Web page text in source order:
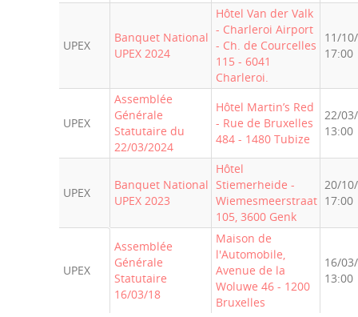
UPEX
Banquet National
UPEX 2024
Hôtel Van der Valk
- Charleroi Airport
- Ch. de Courcelles
115 - 6041
Charleroi.
11/
17:00
UPEX
Assemblée
Générale
Statutaire du
22/03/2024
Hôtel Martin’s Red
- Rue de Bruxelles
484 - 1480 Tubize
22/
13:00
UPEX
Banquet National
UPEX 2023
Hôtel
Stiemerheide -
Wiemesmeerstraat
105, 3600 Genk
20/
17:00
UPEX
Assemblée
Générale
Statutaire
16/03/18
Maison de
l'Automobile,
Avenue de la
Woluwe 46 - 1200
Bruxelles
16/
13:00